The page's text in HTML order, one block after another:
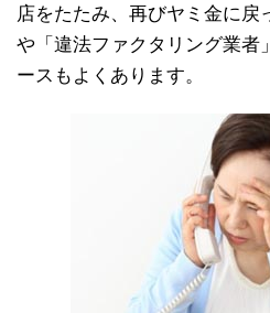
店をたたみ、再びヤミ金に戻
や「違法ファクタリング業者
ースもよくあります。